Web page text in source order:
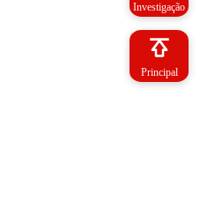
Investigação
Principal